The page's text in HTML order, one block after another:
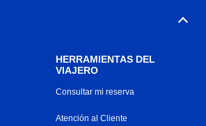
HERRAMIENTAS DEL
VIAJERO
Consultar mi reserva
Atención al Cliente